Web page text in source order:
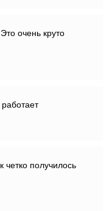
очень круто
четко получилось